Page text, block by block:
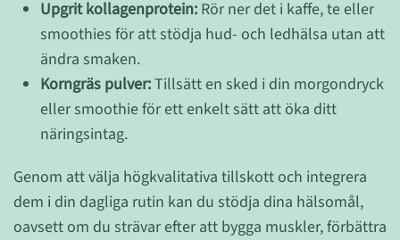
Upgrit kollagenprotein: Rör ner det i kaffe, te eller
smoothies för att stödja hud- och ledhälsa utan att
ändra smaken.
Korngräs pulver:Tillsätt en sked i din morgondryck
eller smoothie för ett enkelt sätt att öka ditt
näringsintag.
Genom att välja högkvalitativa tillskott och integrera
dem i din dagliga rutin kan du stödja dina hälsomål,
oavsett om du strävar efter att bygga muskler, förbättra